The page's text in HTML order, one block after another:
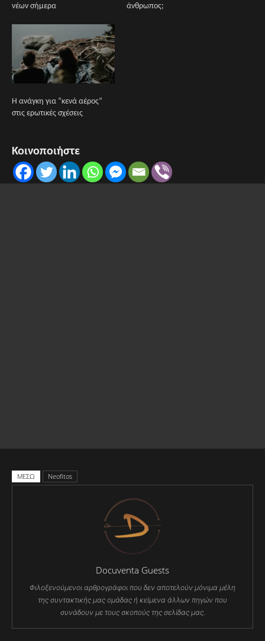
νέων σήμερα άνθρωπος;
Η ανάγκη για “κενά αέρος”
στις ερωτικές σχέσεις
Κοινοποιήστε
ΜΕΣΩ Neofitos
Docuventa Guests
Φιλοξενούμενοι αρθρογράφοι που δεν αποτελούν μόνιμα μέλη
της συντακτικής μας ομάδας ή κείμενα άλλων πηγών που
συνάδουν με τους σκοπούς της σελίδας μας.